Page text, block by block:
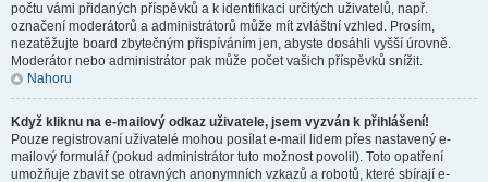
počtu vámi přidaných příspěvků a k identifikaci určitých uživatelů, např.
označení moderátorů a administrátorů může mít zvláštní vzhled. Prosím,
nezatěžujte board zbytečným přispíváním jen, abyste dosáhli vyšší úrovně.
Moderátor nebo administrátor pak může počet vašich příspěvků snížit.
Nahoru
Když kliknu na e-mailový odkaz uživatele, jsem vyzván k přihlášení!
Pouze registrovaní uživatelé mohou posílat e-mail lidem přes nastavený e-
mailový formulář (pokud administrátor tuto možnost povolil). Toto opatření
umožňuje zbavit se otravných anonymních vzkazů a robotů, které sbírají e-